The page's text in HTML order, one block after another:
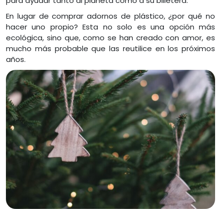
En lugar de comprar adornos de plástico, ¿por qué no
hacer uno propio? Esta no solo es una opción más
ecológica, sino que, como se han creado con amor, es
mucho más probable que las reutilice en los próximos
años.